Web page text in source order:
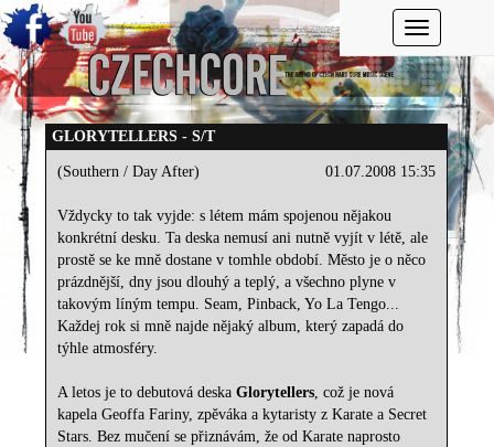
Toggle
GLORYTELLERS - S/T
01.07.2008 15:35
(Southern / Day After)
Vždycky to tak vyjde: s létem mám spojenou nějakou
konkrétní desku. Ta deska nemusí ani nutně vyjít v létě, ale
prostě se ke mně dostane v tomhle období. Město je o něco
prázdnější, dny jsou dlouhý a teplý, a všechno plyne v
takovým líným tempu. Seam, Pinback, Yo La Tengo...
Každej rok si mně najde nějaký album, který zapadá do
týhle atmosféry.
A letos je to debutová deskaGlorytellers, což je nová
kapela Geoffa Fariny, zpěváka a kytaristy z Karate a Secret
Stars. Bez mučení se přiznávám, že od Karate naprosto